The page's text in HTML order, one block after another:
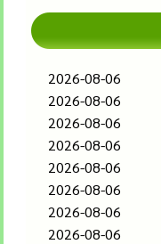
2026-08-06
2026-08-06
2026-08-06
2026-08-06
2026-08-06
2026-08-06
2026-08-06
2026-08-06